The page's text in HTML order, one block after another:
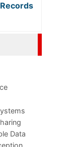
Records
Data